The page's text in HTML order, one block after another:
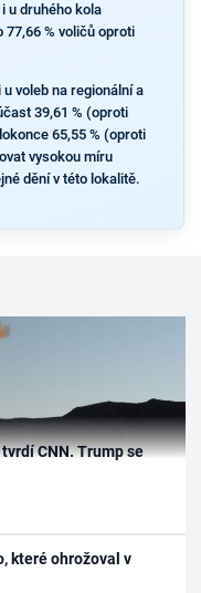
u druhého kola
% voličů oproti
voleb na regionální a
39,61 % (oproti
65,55 % (oproti
vysokou míru
dění v této lokalitě.
CNN. Trump se
které ohrožoval v